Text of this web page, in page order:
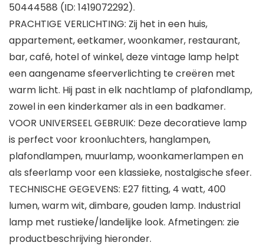
50444588 (ID: 1419072292).
PRACHTIGE VERLICHTING: Zij het in een huis,
appartement, eetkamer, woonkamer, restaurant,
bar, café, hotel of winkel, deze vintage lamp helpt
een aangename sfeerverlichting te creëren met
warm licht. Hij past in elk nachtlamp of plafondlamp,
zowel in een kinderkamer als in een badkamer.
VOOR UNIVERSEEL GEBRUIK: Deze decoratieve lamp
is perfect voor kroonluchters, hanglampen,
plafondlampen, muurlamp, woonkamerlampen en
als sfeerlamp voor een klassieke, nostalgische sfeer.
TECHNISCHE GEGEVENS: E27 fitting, 4 watt, 400
lumen, warm wit, dimbare, gouden lamp. Industrial
lamp met rustieke/landelijke look. Afmetingen: zie
productbeschrijving hieronder.